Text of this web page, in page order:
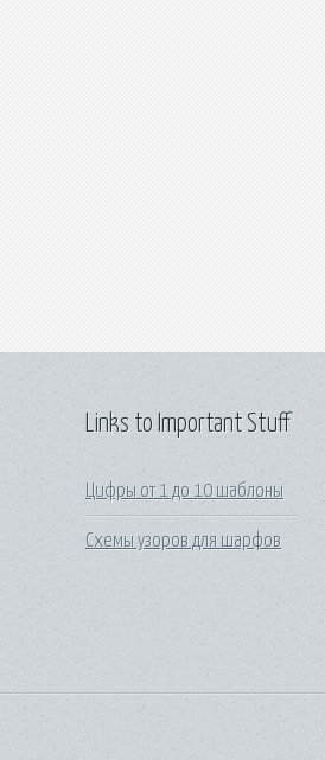
Links to Important Stuff
Цифры от 1 до 10 шаблоны
Схемы узоров для шарфов